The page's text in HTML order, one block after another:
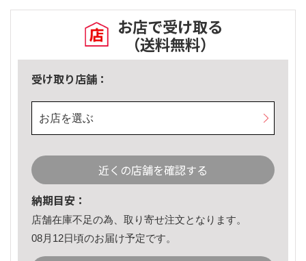
お店で受け取る
（送料無料）
受け取り店舗：
お店を選ぶ
近くの店舗を確認する
納期目安：
店舗在庫不足の為、取り寄せ注文となります。
08月12日頃のお届け予定です。